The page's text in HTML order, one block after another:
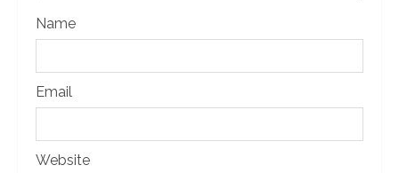
Name
Email
Website